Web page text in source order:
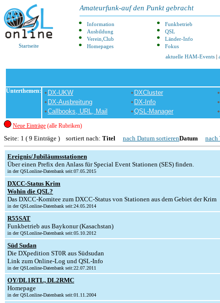
Startseite
Amateurfunk-auf den Punkt gebracht
Information
Funkbetrieb
Ausbildung
QSL
Verein,Club
Länder-Info
Homepages
Fokus
aktuelle HAM-Events
Unterthemen: DX-UKW
DXCluster
DX-Ausbreitung
DX-Info
Callbooks, URL, Mail
QSL-Manager
Neue Einträge (alle Rubriken)
Seite: 1 ( 9 Einträge ) sortiert nach: Titel nach Datum sortierenDatum nach
Ereignis/Jubiläumsstationen
Über einen Prefix den Anlass für Special Event Stationen (SES) finden.
in der QSLonline-Datenbank seit:07.05.2015
DXCC-Status Krim
Wohin die QSL?
Das DXCC-Komitee zum DXCC-Status von Stationen aus dem Gebiet der Krim
in der QSLonline-Datenbank seit:24.05.2014
R55SAT
Funkbetrieb aus Baykonur (Kasachstan)
in der QSLonline-Datenbank seit:05.10.2012
Süd Sudan
Die DXpedition ST0R aus Südsudan
Link zum Online-Log und QSL-Info
in der QSLonline-Datenbank seit:22.07.2011
OY/DL1RTL, DL2RMC
Homepage
in der QSLonline-Datenbank seit:01.11.2004